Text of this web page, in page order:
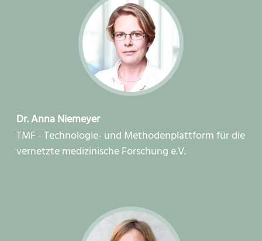
Dr. Anna Niemeyer
TMF - Technologie- und Methodenplattform für die
vernetzte medizinische Forschung e.V.